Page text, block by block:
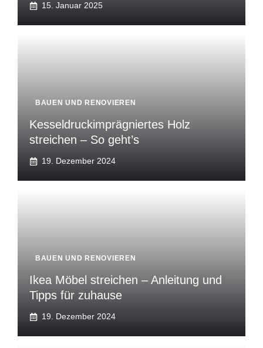
15. Januar 2025
BAUEN UND RENOVIEREN
Kesseldruckimprägniertes Holz
streichen – So geht’s
19. Dezember 2024
BAUEN UND RENOVIEREN
Ikea Möbel streichen – Anleitung und
Tipps für zuhause
19. Dezember 2024